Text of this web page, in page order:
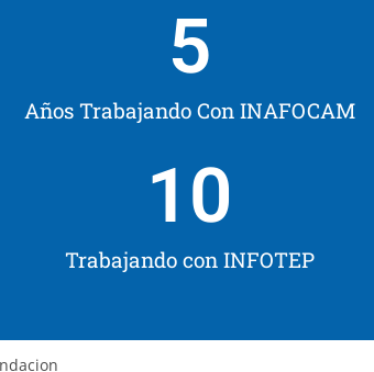
Años Trabajando Con INAFOCAM
5
Trabajando con INFOTEP
10